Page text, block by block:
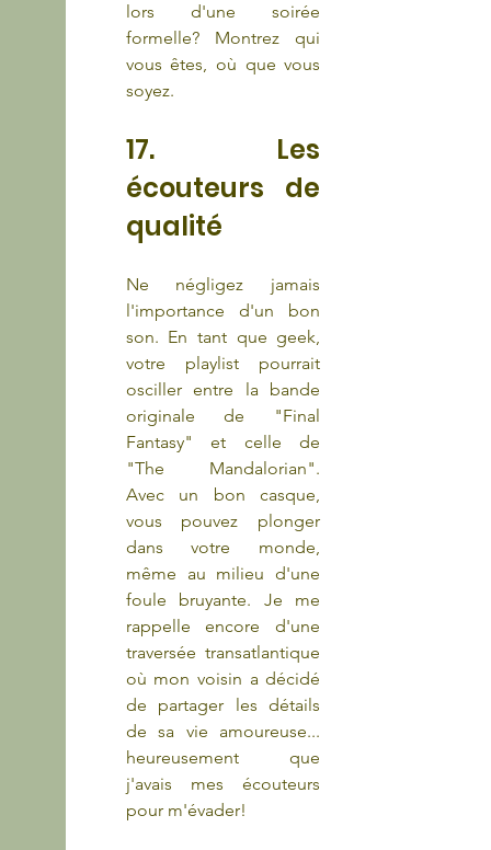
lors d'une soirée
formelle? Montrez qui
vous êtes, où que vous
soyez.
17. Les
écouteurs de
qualité
Ne négligez jamais
l'importance d'un bon
son. En tant que geek,
votre playlist pourrait
osciller entre la bande
originale de "Final
Fantasy" et celle de
"The Mandalorian".
Avec un bon casque,
vous pouvez plonger
dans votre monde,
même au milieu d'une
foule bruyante. Je me
rappelle encore d'une
traversée transatlantique
où mon voisin a décidé
de partager les détails
de sa vie amoureuse...
heureusement que
j'avais mes écouteurs
pour m'évader!